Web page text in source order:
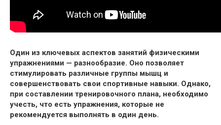
Один из ключевых аспектов занятий физическими
упражнениями — разнообразие. Оно позволяет
стимулировать различные группы мышц и
совершенствовать свои спортивные навыки. Однако,
при составлении тренировочного плана, необходимо
учесть, что есть упражнения, которые не
рекомендуется выполнять в один день.